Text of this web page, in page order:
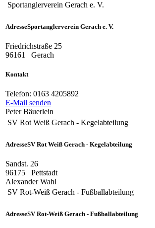
Sportanglerverein Gerach e. V.
AdresseSportanglerverein Gerach e. V.
Friedrichstraße 25
96161
Gerach
Kontakt
Telefon: 0163 4205892
E-Mail senden
Peter Bäuerlein
SV Rot Weiß Gerach - Kegelabteilung
AdresseSV Rot Weiß Gerach - Kegelabteilung
Sandst. 26
96175
Pettstadt
Alexander Wahl
SV Rot-Weiß Gerach - Fußballabteilung
AdresseSV Rot-Weiß Gerach - Fußballabteilung